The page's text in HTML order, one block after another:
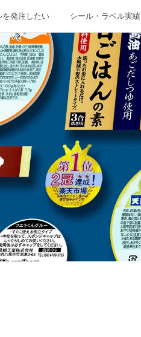
を発注したい シール・ラベル実績